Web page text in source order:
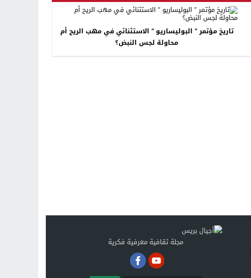
تاريخ مؤتمر ” البوليساريو ” الاستثنائي في مهب الريح أم
محاولة لجس النبض؟
مجلة ثقافية معرفية فكرية